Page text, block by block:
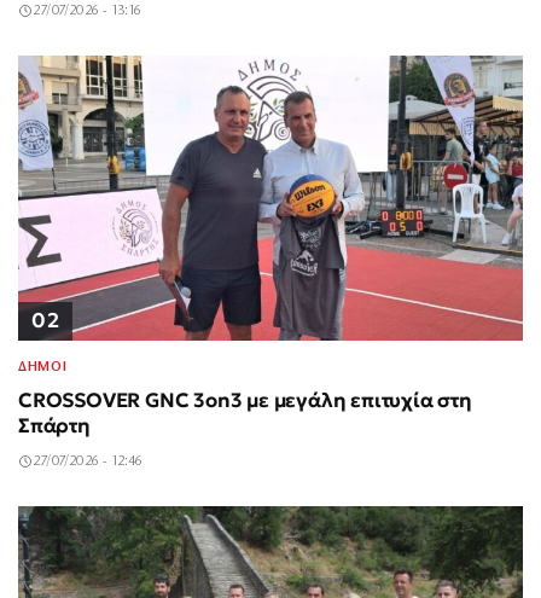
27/07/2026 - 13:16
02
ΔΗΜΟΙ
CROSSOVER GNC 3on3 με μεγάλη επιτυχία στη
Σπάρτη
27/07/2026 - 12:46